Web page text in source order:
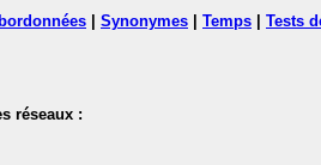
Synonymes Temps Tests
réseaux :